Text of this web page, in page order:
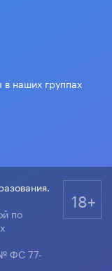
наших группах
по
ФС 77-
18+